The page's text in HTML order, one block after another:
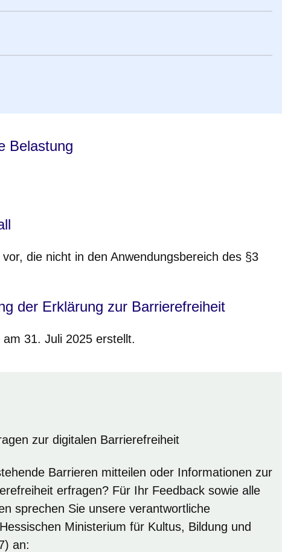
Belastung
die nicht in den Anwendungsbereich des §3
der Erklärung zur Barrierefreiheit
31. Juli 2025 erstellt.
zur digitalen Barrierefreiheit
Barrieren mitteilen oder Informationen zur
erfragen? Für Ihr Feedback sowie alle
sprechen Sie unsere verantwortliche
Ministerium für Kultus, Bildung und
an: